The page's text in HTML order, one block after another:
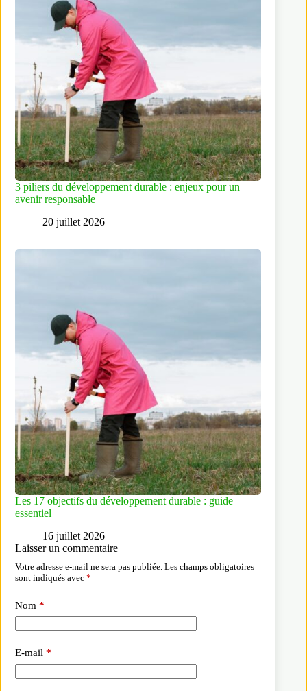
3 piliers du développement durable : enjeux pour un
avenir responsable
20 juillet 2026
Les 17 objectifs du développement durable : guide
essentiel
16 juillet 2026
Laisser un commentaire
Votre adresse e-mail ne sera pas publiée. Les champs obligatoires
sont indiqués avec *
Nom *
E-mail *